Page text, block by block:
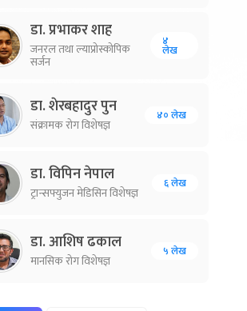
डा. प्रभाकर शाह
जनरल तथा ल्याप्रोस्कोपिक
सर्जन
४
लेख
डा. शेरबहादुर पुन
संक्रामक रोग विशेषज्ञ
४० लेख
डा. विपिन नेपाल
ट्रान्सफ्युजन मेडिसिन विशेषज्ञ
६ लेख
डा. आशिष ढकाल
मानसिक रोग विशेषज्ञ
५ लेख